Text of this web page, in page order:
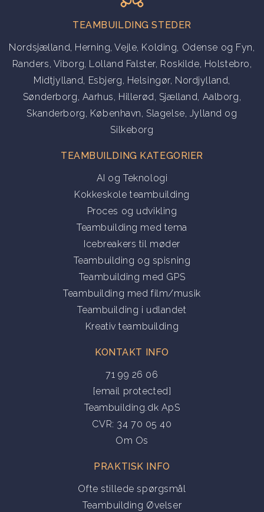
TEAMBUILDING STEDER
Nordsjælland, Herning,Vejle, Kolding, Odense og Fyn,
Randers, Viborg, Lolland Falster, Roskilde, Holstebro,
Midtjylland, Esbjerg, Helsingør, Nordjylland,
Sønderborg, Aarhus, Hillerød, Sjælland, Aalborg,
Skanderborg, København, Slagelse, Jylland og
Silkeborg
TEAMBUILDING KATEGORIER
AI og Teknologi
Kokkeskole teambuilding
Proces og udvikling
Teambuilding med tema
Icebreakers til møder
Teambuilding og spisning
Teambuilding med GPS
Teambuilding med film/musik
Teambuilding i udlandet
Kreativ teambuilding
KONTAKT INFO
71 99 26 06
[email protected]
Teambuilding.dk ApS
CVR: 34 70 05 40
Om Os
PRAKTISK INFO
Ofte stillede spørgsmål
Teambuilding Øvelser